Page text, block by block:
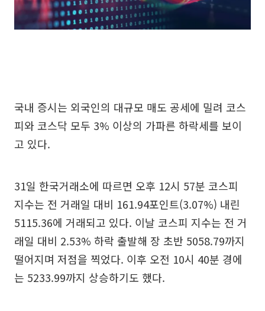
국내 증시는 외국인의 대규모 매도 공세에 밀려 코스
피와 코스닥 모두 3% 이상의 가파른 하락세를 보이
고 있다.
31일 한국거래소에 따르면 오후 12시 57분 코스피
지수는 전 거래일 대비 161.94포인트(3.07%) 내린
5115.36에 거래되고 있다. 이날 코스피 지수는 전 거
래일 대비 2.53% 하락 출발해 장 초반 5058.79까지
떨어지며 저점을 찍었다. 이후 오전 10시 40분 경에
는 5233.99까지 상승하기도 했다.